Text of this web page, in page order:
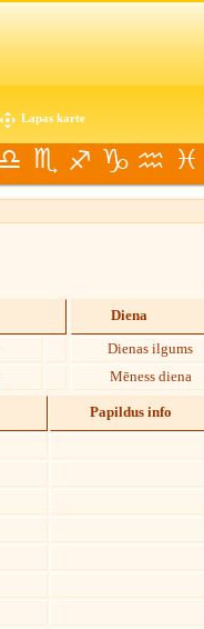
Lapas karte
Diena
Dienas ilgums
Mēness diena
Papildus info